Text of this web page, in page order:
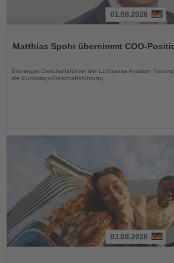
die
01.08.2026
Matthias Spohr übernimmt COO-
Bisheriger Geschäftsführer der Lufthansa Aviation
die Eurowings-Geschäftsführung
03.08.2026